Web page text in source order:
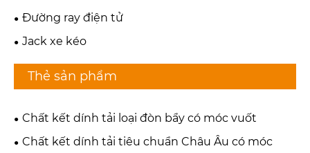
Đường ray điện tử
Jack xe kéo
Thẻ sản phẩm
Chất kết dính tải loại đòn bẩy có móc vuốt
Chất kết dính tải tiêu chuẩn Châu Âu có móc